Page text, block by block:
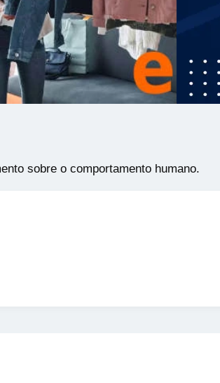
sobre o comportamento humano.